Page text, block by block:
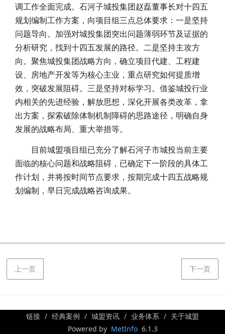
调工作全面完成。石河子城投集团赵磊董事长对十四五
规划编制工作方案，向项目组三点总体要求：一是坚持
问题导向。加强对城投集团突出问题薄弱环节及证据的
分析研究，找到十四五发展的路径。二是坚持主攻方
向。聚焦城投集团战略方向，确立项目代建、工程建
设、房地产开发等为核心主业，重点研究如何提质增
效，突破发展阻碍。三是坚持对标学习。借鉴城投行业
内相关的先进经验，解放思想，深化开展各类改革，拿
出方案，探索破除体制机制障碍的思路途径，明确自身
发展的战略布局、重大举措等。
目前城盟项目组已充分了解石河子市城投当前主要
面临的核心问题和战略阻碍，已确定下一阶段的具体工
作计划，并将按时间节点要求，按期完成十四五战略规
划编制，早日完成战略咨询成果。
上一页 下一页
链接 经典案例 城盟资讯 业务体系
关于城盟
Powered by MetInfo6.1.3